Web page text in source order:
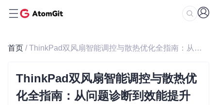
首页 / ThinkPad双风扇智能调控与散热优化全指南：从问题诊断到效能提升
ThinkPad双风扇智能调控与散热优
化全指南：从问题诊断到效能提升